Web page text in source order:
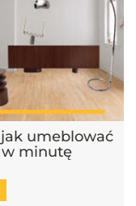
umeblować
w minutę